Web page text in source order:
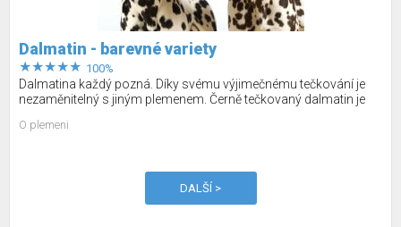
Dalmatin - barevné variety
100%
Dalmatina každý pozná. Díky svému výjimečnému tečkování je
nezaměnitelný s jiným plemenem. Černě tečkovaný dalmatin je
žíhaně zbarvení dalmatini? Pojďte se přesvědčit!
O plemeni
DALŠÍ >